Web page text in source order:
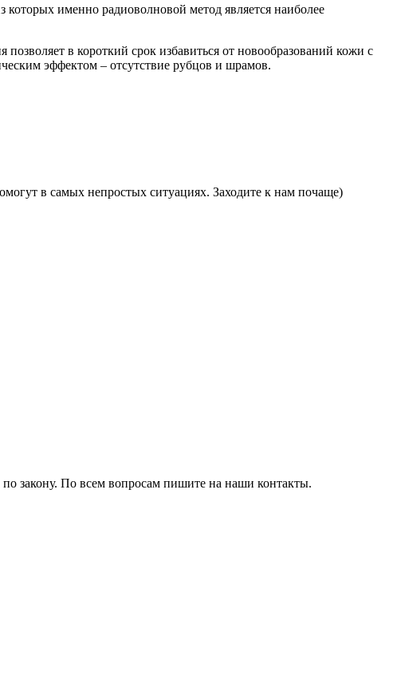
именно радиоволновой метод является наиболее
в короткий срок избавиться от новообразований кожи с
эффектом – отсутствие рубцов и шрамов.
в самых непростых ситуациях. Заходите к нам почаще)
закону. По всем вопросам пишите на наши контакты.